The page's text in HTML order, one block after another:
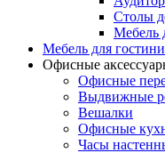
Столы
Мебель
Мебель для
Офисные
Офисные
Выдвижные
Вешалки
Офисные
Часы